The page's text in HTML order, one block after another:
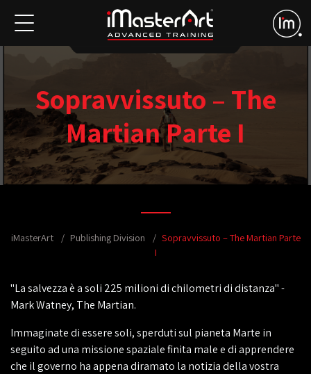
Sopravvissuto – The
Martian Parte I
iMasterArt Publishing Division
Sopravvissuto – The Martian Parte
I
"La salvezza è a soli 225 milioni di chilometri di distanza" -
Mark Watney, The Martian.
Immaginate di essere soli, sperduti sul pianeta Marte in
seguito ad una missione spaziale finita male e di apprendere
che il governo ha appena diramato la notizia della vostra